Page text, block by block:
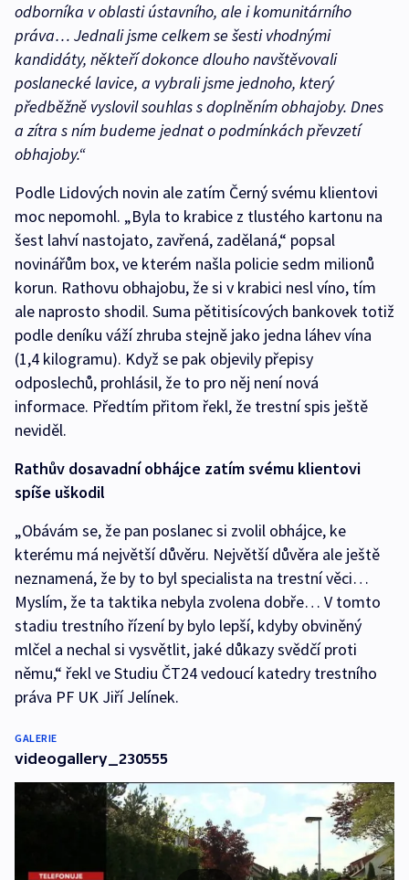
odborníka v oblasti ústavního, ale i komunitárního
práva… Jednali jsme celkem se šesti vhodnými
kandidáty, někteří dokonce dlouho navštěvovali
poslanecké lavice, a vybrali jsme jednoho, který
předběžně vyslovil souhlas s doplněním obhajoby. Dnes
a zítra s ním budeme jednat o podmínkách převzetí
obhajoby.“
Podle Lidových novin ale zatím Černý svému klientovi
moc nepomohl. „Byla to krabice z tlustého kartonu na
šest lahví nastojato, zavřená, zadělaná,“ popsal
novinářům box, ve kterém našla policie sedm milionů
korun. Rathovu obhajobu, že si v krabici nesl víno, tím
ale naprosto shodil. Suma pětitisícových bankovek totiž
podle deníku váží zhruba stejně jako jedna láhev vína
(1,4 kilogramu). Když se pak objevily přepisy
odposlechů, prohlásil, že to pro něj není nová
informace. Předtím přitom řekl, že trestní spis ještě
neviděl.
Rathův dosavadní obhájce zatím svému klientovi
spíše uškodil
„Obávám se, že pan poslanec si zvolil obhájce, ke
kterému má největší důvěru. Největší důvěra ale ještě
neznamená, že by to byl specialista na trestní věci…
Myslím, že ta taktika nebyla zvolena dobře… V tomto
stadiu trestního řízení by bylo lepší, kdyby obviněný
mlčel a nechal si vysvětlit, jaké důkazy svědčí proti
němu,“ řekl ve Studiu ČT24 vedoucí katedry trestního
práva PF UK Jiří Jelínek.
GALERIE
videogallery_230555